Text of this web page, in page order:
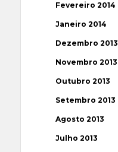
Fevereiro 2014
Janeiro 2014
Dezembro 2013
Novembro 2013
Outubro 2013
Setembro 2013
Agosto 2013
Julho 2013